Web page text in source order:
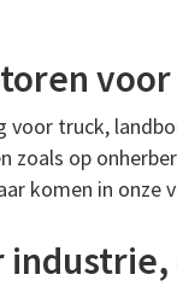
voor truck,
zoals op
komen in onze